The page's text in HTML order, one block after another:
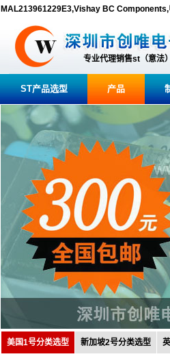
MAL213961229E3,Vishay BC Components,
专业代理销售st（意法
ST产品选型 产品
美国1号分类选型 新加坡2号分类选型